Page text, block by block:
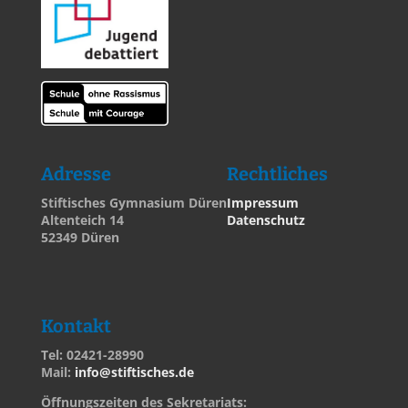
Adresse
Stiftisches Gymnasium Düren
Altenteich 14
52349 Düren
Rechtliches
Impressum
Datenschutz
Kontakt
Tel: 02421-28990
Mail: info@stiftisches.de
Öffnungszeiten des Sekretariats: